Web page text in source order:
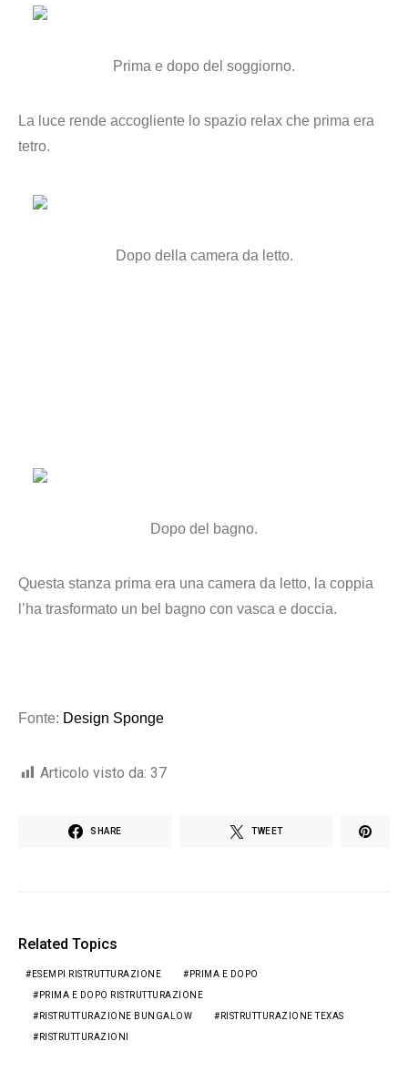
Prima e dopo del soggiorno.
La luce rende accogliente lo spazio relax che prima era
tetro.
Dopo della camera da letto.
Dopo del bagno.
Questa stanza prima era una camera da letto, la coppia
l’ha trasformato un bel bagno con vasca e doccia.
Fonte: Design Sponge
Articolo visto da: 37
SHARE TWEET
Related Topics
ESEMPI RISTRUTTURAZIONE PRIMA E DOPO
PRIMA E DOPO RISTRUTTURAZIONE
RISTRUTTURAZIONE BUNGALOW RISTRUTTURAZIONE TEXAS
RISTRUTTURAZIONI